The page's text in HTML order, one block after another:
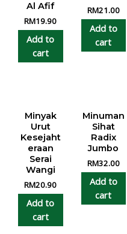
Al Afif
RM19.90
Add to
cart
RM21.00
Add to
cart
Minyak
Urut
Kesejaht
eraan
Serai
Wangi
RM20.90
Add to
cart
Minuman
Sihat
Radix
Jumbo
RM32.00
Add to
cart